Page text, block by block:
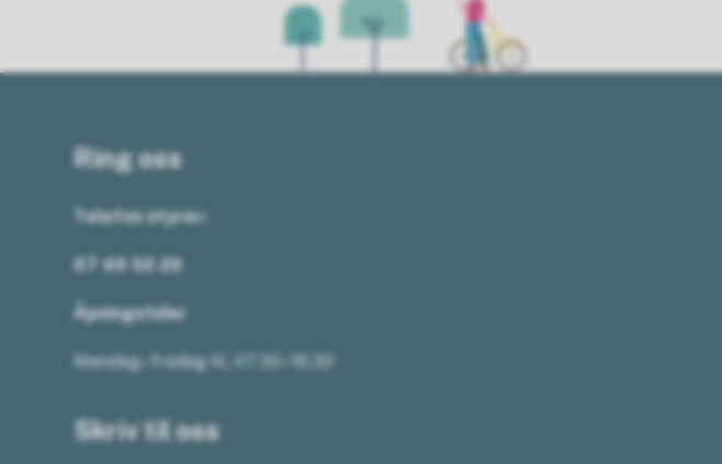
Ring oss
Telefon styrer:
67 49 50 26
Åpningstider
Mandag–fredag kl. 07.30–16.30
Skriv til oss